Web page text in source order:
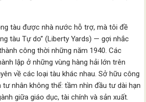
tàu được nhà nước hỗ trợ, mà tôi đề
tàu Tự do” (Liberty Yards) — gợi nhắc
công thời những năm 1940. Các
lập ở những vùng hàng hải lớn trên
về các loại tàu khác nhau. Sở hữu công
tư nhân không thể: tầm nhìn đầu tư dài hạn
giữa giáo dục, tài chính và sản xuất.